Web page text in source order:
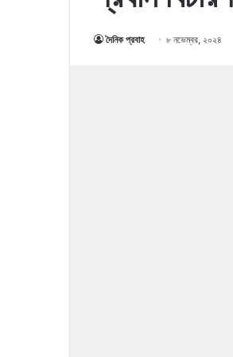
দৈনিক প্রবাহ ৮ নভেম্বর, ২০২৪